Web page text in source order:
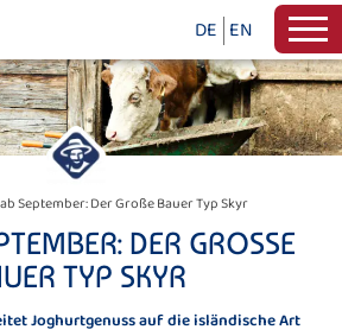
DE EN
September: Der Große Bauer Typ Skyr
DER GROSSE B
TYP SKYR
Joghurtgenuss auf die isländische Art